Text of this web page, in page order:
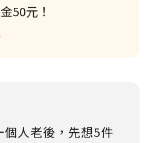
50元！
人老後，先想5件